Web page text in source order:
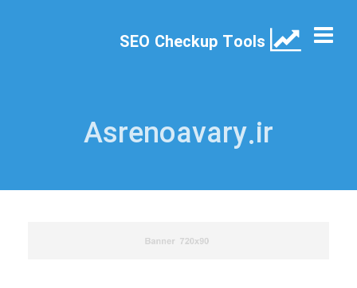
Asrenoavary.ir